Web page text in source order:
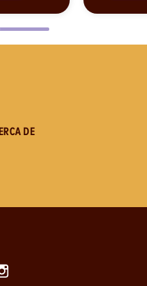
DE
nueva)
abre en una ventana nueva)
Instagram (se abre en una ventana